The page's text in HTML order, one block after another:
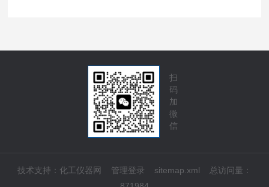
扫
码
加
微
信
技术支持： 化工仪器网 管理登录 sitemap.xml
总访问量：